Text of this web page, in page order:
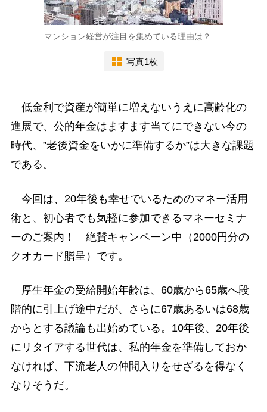
マンション経営が注目を集めている理由は？
写真1枚
低金利で資産が簡単に増えないうえに高齢化の
進展で、公的年金はますます当てにできない今の
時代、”老後資金をいかに準備するか”は大きな課題
である。
今回は、20年後も幸せでいるためのマネー活用
術と、初心者でも気軽に参加できるマネーセミナ
ーのご案内！ 絶賛キャンペーン中（2000円分の
クオカード贈呈）です。
厚生年金の受給開始年齢は、60歳から65歳へ段
階的に引上げ途中だが、さらに67歳あるいは68歳
からとする議論も出始めている。10年後、20年後
にリタイアする世代は、私的年金を準備しておか
なければ、下流老人の仲間入りをせざるを得なく
なりそうだ。